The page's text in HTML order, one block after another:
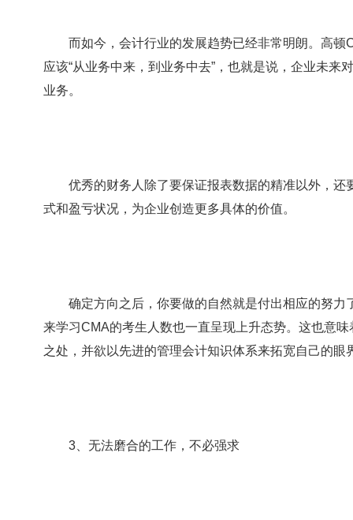
而如今，会计行业的发展趋势已经非常明朗。高顿
应该“从业务中来，到业务中去”，也就是说，企业未
业务。
优秀的财务人除了要保证报表数据的精准以外，还
式和盈亏状况，为企业创造更多具体的价值。
确定方向之后，你要做的自然就是付出相应的努力
来学习CMA的考生人数也一直呈现上升态势。这也意
之处，并欲以先进的管理会计知识体系来拓宽自己的眼
3、无法磨合的工作，不必强求